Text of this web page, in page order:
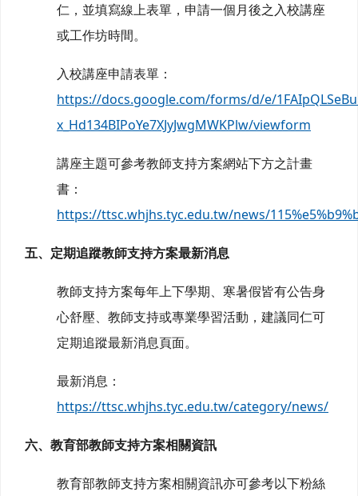
仁，並填寫線上表單，申請一個月後之入校講座
或工作坊時間。
入校講座申請表單：
https://docs.google.com/forms/d/e/
x_Hd134BIPoYe7XJyJwgMWKPlw/viewform
講座主題可參考教師支持方案網站下方之計畫
書：
https://ttsc.whjhs.tyc.edu.tw/news/
五、定期追蹤教師支持方案最新消息
教師支持方案每年上下學期、寒暑假皆有公告身
心舒壓、教師支持或專業學習活動，建議同仁可
定期追蹤最新消息頁面。
最新消息：
https://ttsc.whjhs.tyc.edu.tw/category/news/
六、教育部教師支持方案相關資訊
教育部教師支持方案相關資訊亦可參考以下粉絲